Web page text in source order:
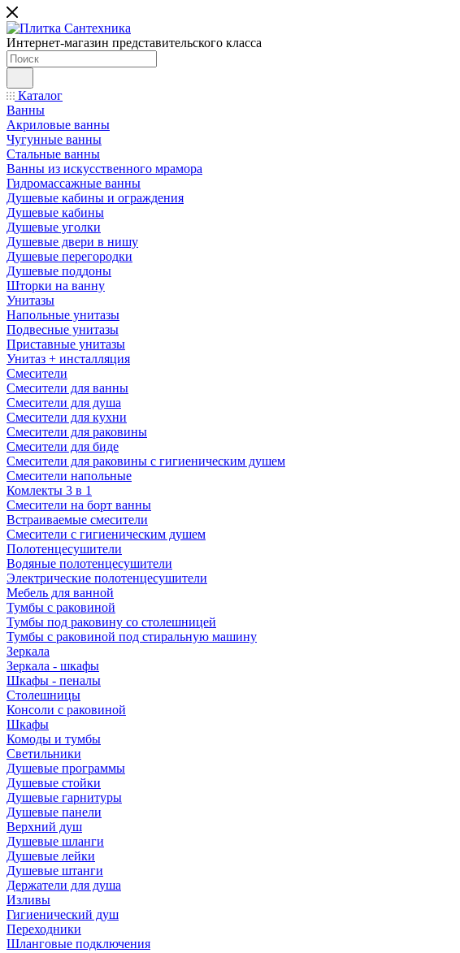
Интернет-магазин представительского класса
Каталог
Ванны
Акриловые ванны
Чугунные ванны
Стальные ванны
Ванны из искусственного мрамора
Гидромассажные ванны
Душевые кабины и ограждения
Душевые кабины
Душевые уголки
Душевые двери в нишу
Душевые перегородки
Душевые поддоны
Шторки на ванну
Унитазы
Напольные унитазы
Подвесные унитазы
Приставные унитазы
Унитаз + инсталляция
Смесители
Смесители для ванны
Смесители для душа
Смесители для кухни
Смесители для раковины
Смесители для биде
Смесители для раковины с гигиеническим душем
Смесители напольные
Комлекты 3 в 1
Смесители на борт ванны
Встраиваемые смесители
Смесители с гигиеническим душем
Полотенцесушители
Водяные полотенцесушители
Электрические полотенцесушители
Мебель для ванной
Тумбы с раковиной
Тумбы под раковину со столешницей
Тумбы с раковиной под стиральную машину
Зеркала
Зеркала - шкафы
Шкафы - пеналы
Столешницы
Консоли с раковиной
Шкафы
Комоды и тумбы
Светильники
Душевые программы
Душевые стойки
Душевые гарнитуры
Душевые панели
Верхний душ
Душевые шланги
Душевые лейки
Душевые штанги
Держатели для душа
Изливы
Гигиенический душ
Переходники
Шланговые подключения